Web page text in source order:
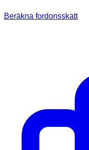
Beräkna fordonsskatt